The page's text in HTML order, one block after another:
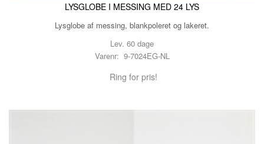
LYSGLOBE I MESSING MED 24 LYS
Lysglobe af messing, blankpoleret og lakeret.
Lev. 60 dage
Varenr: 9-7024EG-NL
Ring for pris!